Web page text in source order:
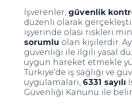
İşverenler, güvenlik
düzenli olarak
işyerinde olası riskleri
sorumlu olan kişilerdir.
güvenliği ile ilgili yasal
uygun hareket etmekle
Türkiye’de iş sağlığı ve
uygulamaları, 6331 sayılı
Güvenliği Kanunu ile